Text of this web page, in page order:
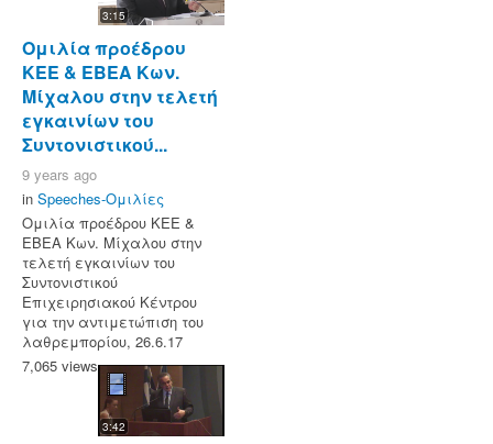
3:15
Ομιλία προέδρου
ΚΕΕ & ΕΒΕΑ Κων.
Μίχαλου στην τελετή
εγκαινίων του
Συντονιστικού...
9 years ago
in Speeches-Ομιλίες
Ομιλία προέδρου ΚΕΕ &
ΕΒΕΑ Κων. Μίχαλου στην
τελετή εγκαινίων του
Συντονιστικού
Επιχειρησιακού Κέντρου
για την αντιμετώπιση του
λαθρεμπορίου, 26.6.17
7,065 views
3:42